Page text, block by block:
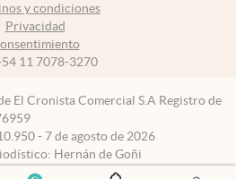
y condiciones
Privacidad
11 7078-3270
El Cronista Comercial S.A Registro de
- 7 de agosto de 2026
Hernán de Goñi